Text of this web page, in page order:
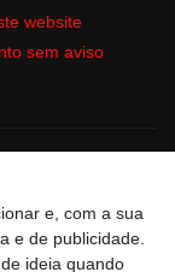
website
sem aviso
e Cookies|
e, com a sua
e de publicidade.
ideia quando